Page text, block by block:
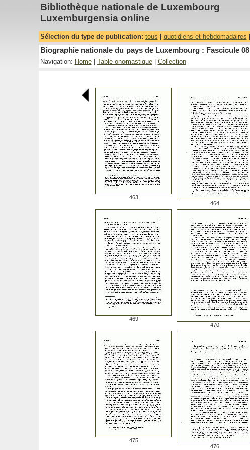
Bibliothèque nationale de Luxembourg
Luxemburgensia online
Sélection du type de publication: tous quotidiens et hebdomadaires
Biographie nationale du pays de Luxembourg : Fascicule 08
Navigation: Home| Table onomastique| Collection
463
464
469
470
475
476